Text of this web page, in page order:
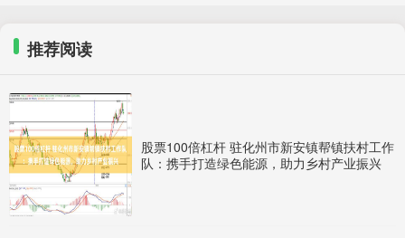
推荐阅读
股票100倍杠杆 驻化州市新安镇帮镇扶村工作
队：携手打造绿色能源，助力乡村产业振兴